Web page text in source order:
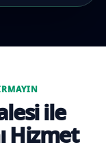
ile
Hizmet